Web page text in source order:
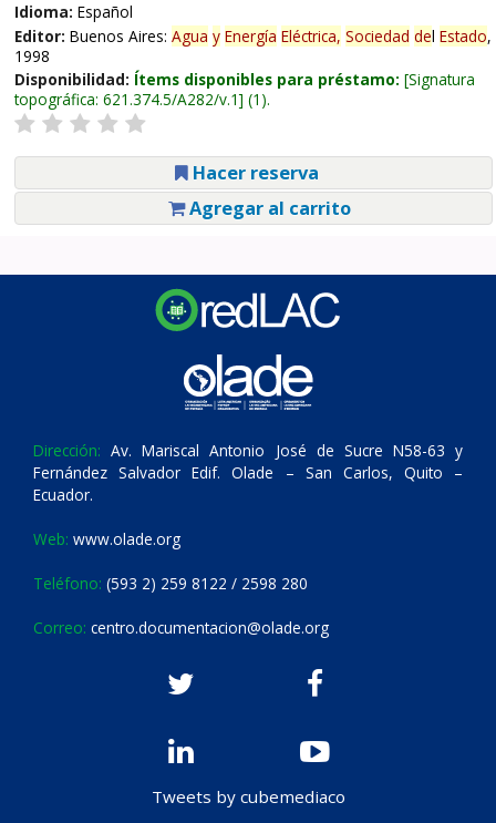
Idioma: Español
Editor: Buenos Aires: Agua y Energía Eléctrica, Sociedad del Estado,
1998
Disponibilidad: Ítems disponibles para préstamo: Signatura
topográfica: 621.374.5/A282/v.1 (1).
Hacer reserva
Agregar al carrito
Dirección: Av. Mariscal Antonio José de Sucre N58-63 y
Fernández Salvador Edif. Olade – San Carlos, Quito –
Ecuador.
Web: www.olade.org
Teléfono: (593 2) 259 8122 / 2598 280
Correo: centro.documentacion@olade.org
Tweets by cubemediaco